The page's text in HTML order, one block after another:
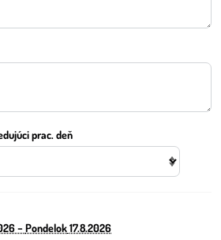
prac. deň
− Pondelok17.8.2026